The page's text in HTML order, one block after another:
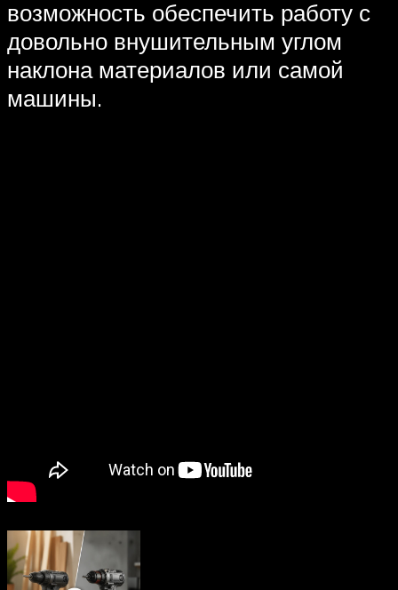
возможность обеспечить работу с
довольно внушительным углом
наклона материалов или самой
машины.